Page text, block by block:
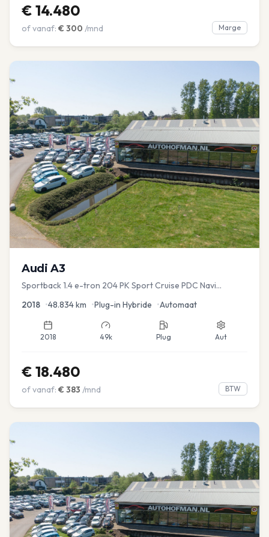
€ 14.480
of vanaf: € 300 /mnd Marge
Audi A3
Sportback 1.4 e-tron 204 PK Sport Cruise PDC Navi
2018 •48.834km •Plug-in Hybride •Automaat
2018 49k Plug Aut
€ 18.480
of vanaf: € 383 /mnd BTW